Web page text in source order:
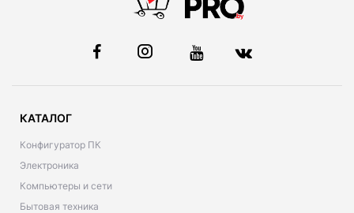
КАТАЛОГ
Конфигуратор ПК
Электроника
Компьютеры и сети
Бытовая техника